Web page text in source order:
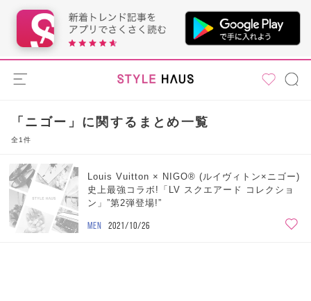
「ニゴー」に関するまとめ一覧
全1件
Louis Vuitton × NIGO® (ルイヴィトン×ニゴー)
史上最強コラボ!「LV スクエアード コレクショ
ン」”第2弾登場!”
MEN 2021/10/26